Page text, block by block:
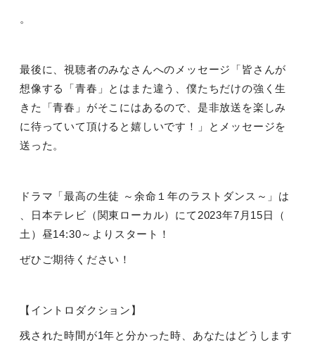
。
最後に、視聴者のみなさんへのメッセージ「皆さんが
想像する「青春」とはまた違う、僕たちだけの強く生
きた「青春」がそこにはあるので、是非放送を楽しみ
に待っていて頂けると嬉しいです！」とメッセージを
送った。
ドラマ「最高の生徒 ～余命１年のラストダンス～」は
、日本テレビ（関東ローカル）にて 2023年7 月 15日（
土）昼14:30～よりスタート！
ぜひご期待ください！
【イントロダクション】
残された時間が1年と分かった時、あなたはどうします